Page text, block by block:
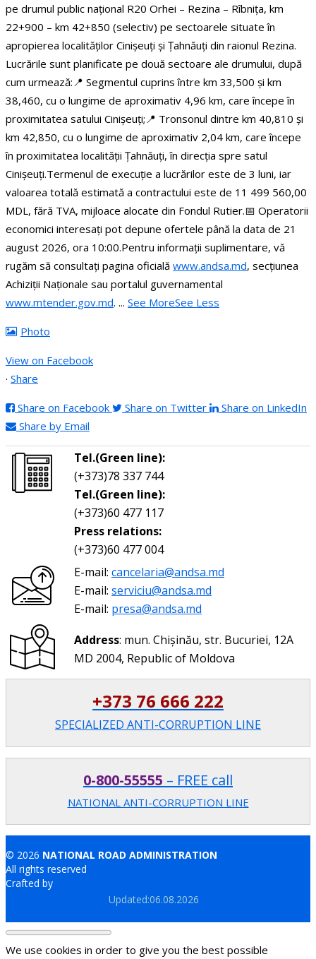
pe drumul public național R20 Orhei – Rezina – Rîbnița, km
22+900 – km 42+850 (selectiv) pe sectoarele situate în
apropierea localităților Cinișeuți și Țahnăuți din raionul Rezina.
Lucrările sunt planificate pe două sectoare ale drumului, după
cum urmează: 📍 Segmentul cuprins între km 33,500 și km
38,460, cu o lungime de aproximativ 4,96 km, care începe în
proximitatea satului Cinișeuți; 📍 Tronsonul dintre km 40,810 și
km 42,850, cu o lungime de aproximativ 2,04 km, care începe
în proximitatea localității Țahnăuți, în direcția spre satul
Cinișeuți.Termenul de execuție a lucrărilor este de 3 luni, iar
valoarea totală estimată a contractului este de 11 499 560,00
MDL, fără TVA, mijloace alocate din Fondul Rutier.📅 Operatorii
economici interesați pot depune ofertele până la data de 21
august 2026, ora 10:00.Pentru informații suplimentare, vă
rugăm să consultați pagina oficială www.andsa.md, secțiunea
Achiziții Naționale sau portalul guvernamental
www.mtender.gov.md. ... See MoreSee Less
Photo
View on Facebook
· Share
Share on Facebook Share on Twitter
Share on LinkedIn
Share by Email
Tel.(Green line):
(+373)78 337 744
Tel.(Green line):
(+373)60 477 117
Press relations:
(+373)60 477 004
E-mail: cancelaria@andsa.md
E-mail: serviciu@andsa.md
E-mail: presa@andsa.md
Address: mun. Chișinău, str. Bucuriei, 12A
MD 2004, Republic of Moldova
+373 76 666 222
SPECIALIZED ANTI-CORRUPTION LINE
0-800-55555 – FREE call
NATIONAL ANTI-CORRUPTION LINE
© 2026 NATIONAL ROAD ADMINISTRATION
All rights reserved
Crafted by
Updated:06.08.2026
We use cookies in order to give you the best possible